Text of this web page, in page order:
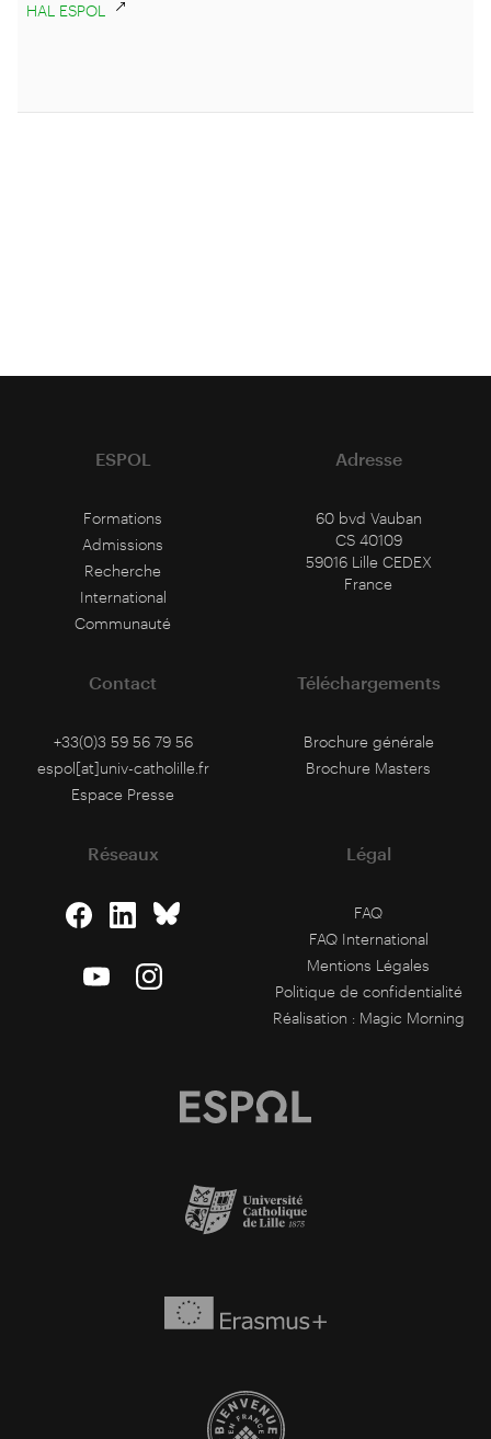
HAL ESPOL
ESPOL
Formations
Admissions
Recherche
International
Communauté
Adresse
60 bvd Vauban
CS 40109
59016 Lille CEDEX
France
Contact
+33(0)3 59 56 79 56
espol[at]univ-catholille.fr
Espace Presse
Téléchargements
Brochure générale
Brochure Masters
Réseaux Légal
FAQ
FAQ International
Mentions Légales
Politique de confidentialité
Réalisation : Magic Morning